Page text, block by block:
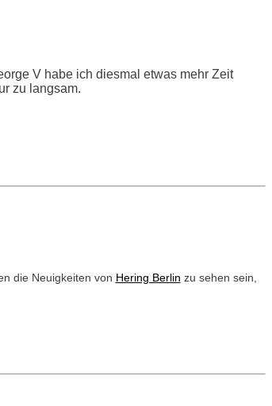
V habe ich diesmal etwas mehr Zeit
zu langsam.
die Neuigkeiten von Hering Berlin zu sehen sein,